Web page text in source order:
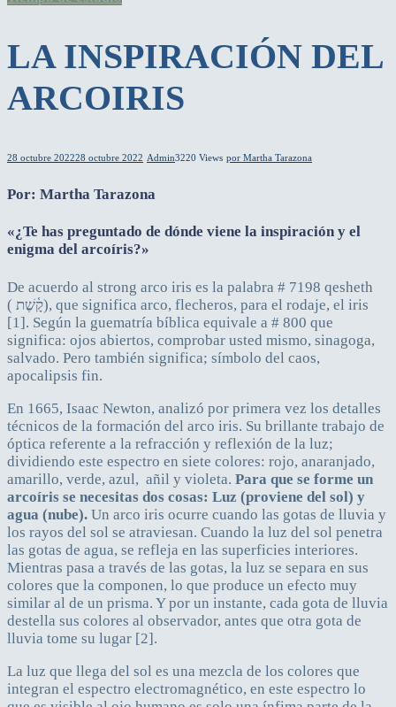
LA INSPIRACIÓN DEL
ARCOIRIS
28 octubre 202228 octubre 2022 Admin3220 Views por Martha Tarazona
Por: Martha Tarazona
«¿Te has preguntado de dónde viene la inspiración y el
enigma del arcoíris?»
De acuerdo al strong arco iris es la palabra # 7198 qesheth
( קָ֫שֶׁת), que significa arco, flecheros, para el rodaje, el iris
[1]. Según la guematría bíblica equivale a # 800 que
significa: ojos abiertos, comprobar usted mismo, sinagoga,
salvado. Pero también significa; símbolo del caos,
apocalipsis fin.
En 1665, Isaac Newton, analizó por primera vez los detalles
técnicos de la formación del arco iris. Su brillante trabajo de
óptica referente a la refracción y reflexión de la luz;
dividiendo este espectro en siete colores: rojo, anaranjado,
amarillo, verde, azul, añil y violeta. Para que se forme un
arcoíris se necesitas dos cosas: Luz (proviene del sol) y
agua (nube). Un arco iris ocurre cuando las gotas de lluvia y
los rayos del sol se atraviesan. Cuando la luz del sol penetra
las gotas de agua, se refleja en las superficies interiores.
Mientras pasa a través de las gotas, la luz se separa en sus
colores que la componen, lo que produce un efecto muy
similar al de un prisma. Y por un instante, cada gota de lluvia
destella sus colores al observador, antes que otra gota de
lluvia tome su lugar [2].
La luz que llega del sol es una mezcla de los colores que
integran el espectro electromagnético, en este espectro lo